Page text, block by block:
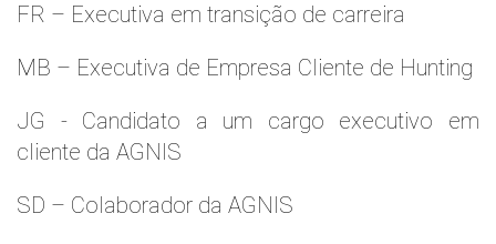
FR – Executiva em transição de carreira
MB – Executiva de Empresa Cliente de Hunting
JG - Candidato a um cargo executivo em
cliente da AGNIS
SD – Colaborador da AGNIS